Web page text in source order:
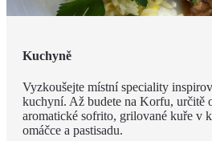
Kuchyně
Vyzkoušejte místní speciality
kuchyní. Až budete na Korfu, určitě
aromatické sofrito, grilované kuře v
omáčce a pastisadu.